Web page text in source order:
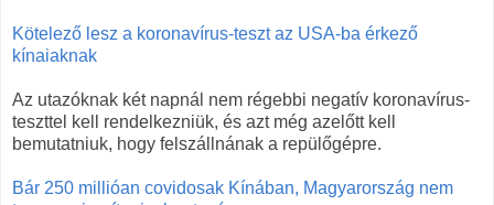
Kötelező lesz a koronavírus-teszt az USA-ba érkező
kínaiaknak
Az utazóknak két napnál nem régebbi negatív koronavírus-
teszttel kell rendelkezniük, és azt még azelőtt kell
bemutatniuk, hogy felszállnának a repülőgépre.
Bár 250 millióan covidosak Kínában, Magyarország nem